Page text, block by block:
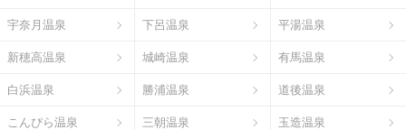
宇奈月温泉 下呂温泉 平湯温泉
新穂高温泉 城崎温泉 有馬温泉
白浜温泉 勝浦温泉 道後温泉
こんぴら温泉 三朝温泉 玉造温泉